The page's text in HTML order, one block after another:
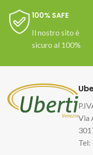
100% SAFE
Il nostro sito è
sicuro al 100%
Via